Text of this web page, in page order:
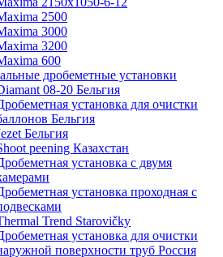
2500
3000
3200
600
дробеметные установки
08-20 Бельгия
установка для очистки
Бельгия
Бельгия
peening Казахстан
установка с двумя
установка проходная с
Trend Starovičky
установка для очистки
поверхности труб Россия